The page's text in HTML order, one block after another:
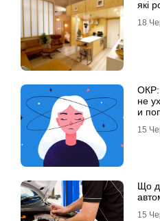
які
18
ОКР:
не
и
15
Що
15